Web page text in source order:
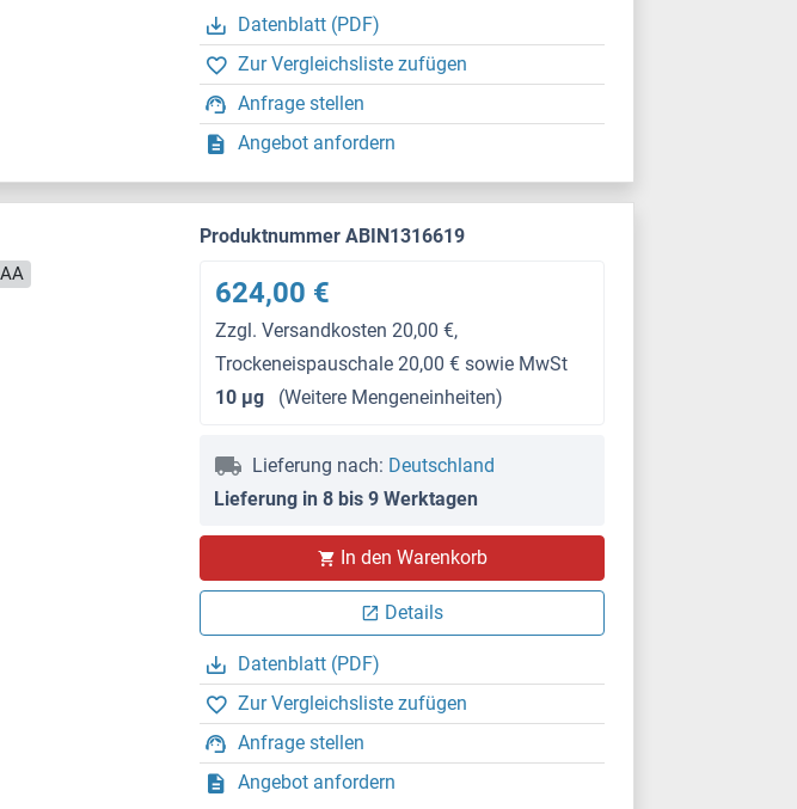
Datenblatt (PDF)
Zur Vergleichsliste zufügen
Anfrage stellen
Angebot anfordern
Produktnummer ABIN1316619
624,00 €
Zzgl. Versandkosten 20,00 €,
Trockeneispauschale 20,00 € sowie MwSt
10 μg
(Weitere Mengeneinheiten)
Lieferung nach: Deutschland
Lieferung in 8 bis 9 Werktagen
In den Warenkorb
Details
Datenblatt (PDF)
Zur Vergleichsliste zufügen
Anfrage stellen
Angebot anfordern